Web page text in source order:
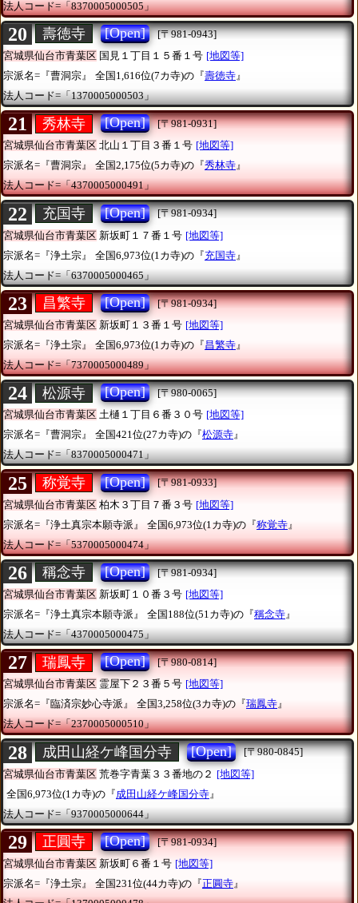
法人コード=「8370005000505」
20 壽徳寺 [Open]
[〒981-0943]
宮城県仙台市青葉区 国見１丁目１５番１号 [地図等]
宗派名=『曹洞宗』
全国1,616位(7カ寺)の『壽徳寺 』
法人コード=「1370005000503」
21 秀林寺 [Open]
[〒981-0931]
宮城県仙台市青葉区 北山１丁目３番１号 [地図等]
宗派名=『曹洞宗』
全国2,175位(5カ寺)の『秀林寺』
法人コード=「4370005000491」
22 充国寺 [Open]
[〒981-0934]
宮城県仙台市青葉区 新坂町１７番１号 [地図等]
宗派名=『浄土宗』
全国6,973位(1カ寺)の『充国寺 』
法人コード=「6370005000465」
23 昌繁寺 [Open]
[〒981-0934]
宮城県仙台市青葉区 新坂町１３番１号 [地図等]
宗派名=『浄土宗』
全国6,973位(1カ寺)の『昌繁寺 』
法人コード=「7370005000489」
24 松源寺 [Open]
[〒980-0065]
宮城県仙台市青葉区 土樋１丁目６番３０号 [地図等]
宗派名=『曹洞宗』
全国421位(27カ寺)の『松源寺』
法人コード=「8370005000471」
25 称覚寺 [Open]
[〒981-0933]
宮城県仙台市青葉区 柏木３丁目７番３号 [地図等]
宗派名=『浄土真宗本願寺派』
全国6,973位(1カ寺)の『称覚寺 』
法人コード=「5370005000474」
26 稱念寺 [Open]
[〒981-0934]
宮城県仙台市青葉区 新坂町１０番３号 [地図等]
宗派名=『浄土真宗本願寺派』
全国188位(51カ寺)の『稱念寺 』
法人コード=「4370005000475」
27 瑞鳳寺 [Open]
[〒980-0814]
宮城県仙台市青葉区 霊屋下２３番５号 [地図等]
宗派名=『臨済宗妙心寺派』
全国3,258位(3カ寺)の『瑞鳳寺』
法人コード=「2370005000510」
28 成田山経ケ峰国分寺 [Open]
[〒980-0845]
宮城県仙台市青葉区 荒巻字青葉３３番地の２ [地図等]
全国6,973位(1カ寺)の『成田山経ケ峰国分寺 』
法人コード=「9370005000644」
29 正圓寺 [Open]
[〒981-0934]
宮城県仙台市青葉区 新坂町６番１号 [地図等]
宗派名=『浄土宗』
全国231位(44カ寺)の『正圓寺 』